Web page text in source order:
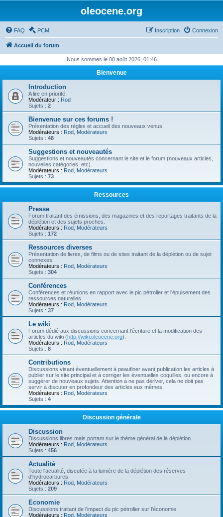
oleocene.org
FAQ PCM Connexion
Inscription
Accueil du forum
Nous sommes le 08 août 2026, 01:46
Bienvenue
Introduction
A lire en priorité.
Modérateur : Rod
Sujets : 2
Bienvenue sur ces forums !
Présentation des règles et accueil des nouveaux venus.
Modérateurs : Rod Modérateurs
Sujets : 48
Suggestions et nouveautés
Suggestions et nouveautés concernant le site et le forum (nouveaux articles,
nouvelles catégories, etc).
Modérateurs : Rod Modérateurs
Sujets : 73
Ressources
Presse
Forum traitant des émissions, des magazines et des reportages traitants de la
déplétion et des sujets proches.
Modérateurs : Rod Modérateurs
Sujets : 172
Ressources diverses
Présentation de livres, de films ou de sites traitant de la déplétion ou de sujet
connexes.
Modérateurs : Rod Modérateurs
Sujets : 304
Conférences
Conférences et réunions en rapport avec le pic pétrolier et l'épuisement des
ressources naturelles.
Modérateurs : Rod Modérateurs
Sujets : 37
Le wiki
Forum dédié aux discussions concernant l'écriture et la modification des
articles du wiki (http://wiki.oleocene.org).
Modérateurs : Rod Modérateurs
Sujets : 8
Contributions
Discussions visant éventuellement à peaufiner avant publication les articles à
publier sur le site principal et à corriger les éventuelles coquilles, ou encore à
suggérer de nouveaux sujets. Attention à ne pas dériver, cela ne doit pas
servir à discuter en profondeur des articles eux mêmes.
Modérateurs : Rod Modérateurs
Sujets : 4
Discussion générale
Discussion
Discussions libres mais portant sur le thème général de la déplétion.
Modérateurs : Rod Modérateurs
Sujets : 456
Actualité
Toute l'acualité, discutée à la lumière de la déplétion des réserves
d'hydrocarbures.
Modérateurs : Rod Modérateurs
Sujets : 209
Economie
Discussions traitant de l'impact du pic pétrolier sur l'économie.
Modérateurs : Rod Modérateurs